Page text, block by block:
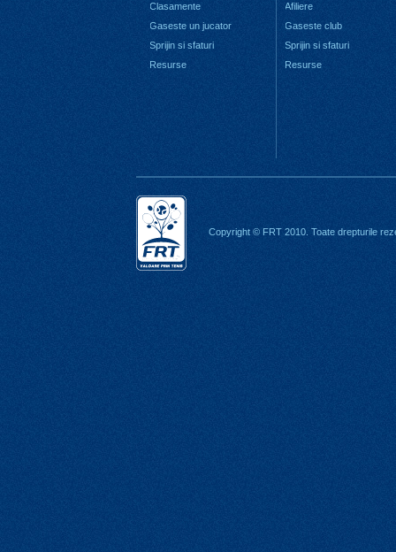
Clasamente
Gaseste un jucator
Sprijin si sfaturi
Resurse
Afiliere
Gaseste club
Sprijin si sfaturi
Resurse
Copyright © FRT 2010. Toate drepturile